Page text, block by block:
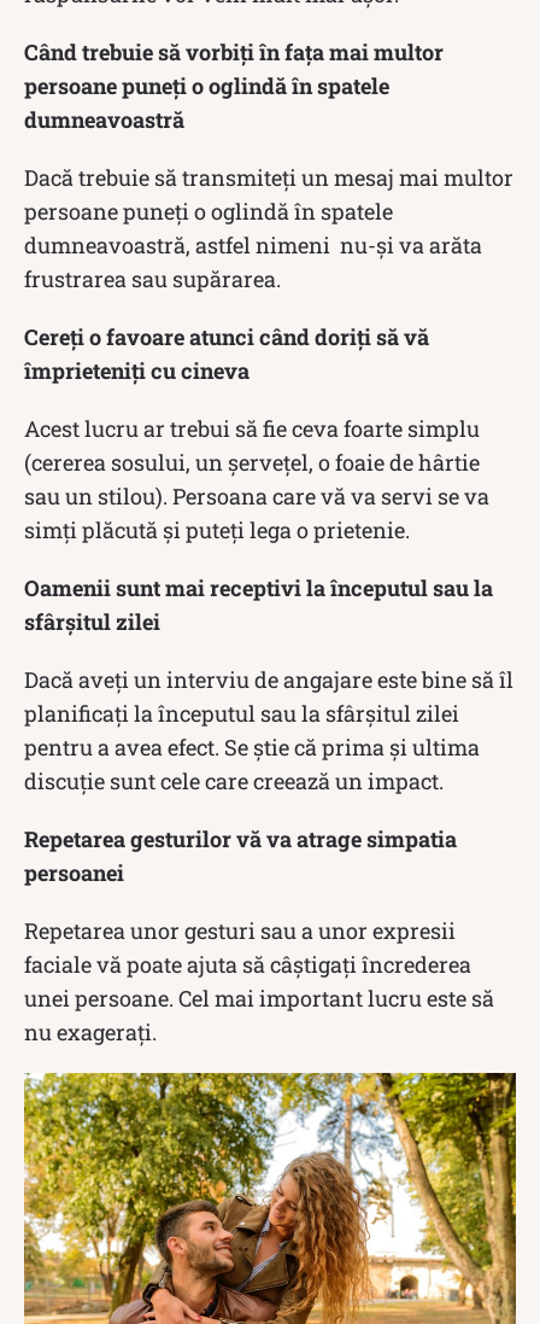
Când trebuie să vorbiți în fața mai multor
persoane puneți o oglindă în spatele
dumneavoastră
Dacă trebuie să transmiteți un mesaj mai multor
persoane puneți o oglindă în spatele
dumneavoastră, astfel nimeni nu-și va arăta
frustrarea sau supărarea.
Cereți o favoare atunci când doriți să vă
împrieteniți cu cineva
Acest lucru ar trebui să fie ceva foarte simplu
(cererea sosului, un şerveţel, o foaie de hârtie
sau un stilou). Persoana care vă va servi se va
simți plăcută și puteți lega o prietenie.
Oamenii sunt mai receptivi la începutul sau la
sfârșitul zilei
Dacă aveți un interviu de angajare este bine să îl
planificați la începutul sau la sfârșitul zilei
pentru a avea efect. Se știe că prima și ultima
discuție sunt cele care creează un impact.
Repetarea gesturilor vă va atrage simpatia
persoanei
Repetarea unor gesturi sau a unor expresii
faciale vă poate ajuta să câştigaţi încrederea
unei persoane. Cel mai important lucru este să
nu exageraţi.